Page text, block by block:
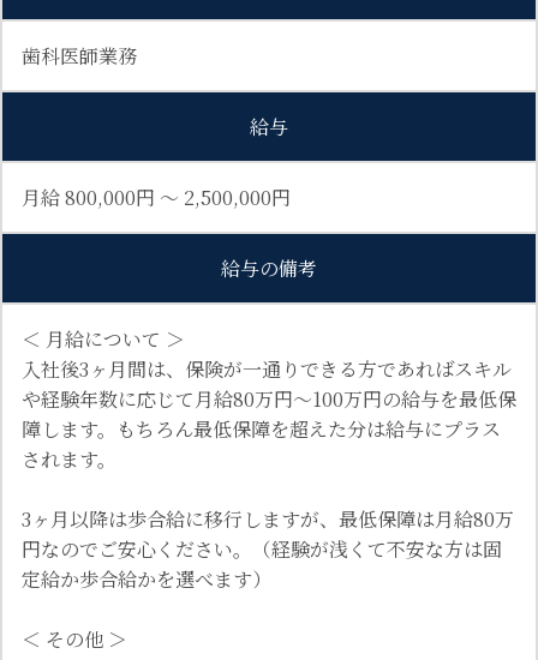
歯科医師業務
給与
月給 800,000円 〜 2,500,000円
給与の備考
＜ 月給について ＞
入社後3ヶ月間は、保険が一通りできる方であればスキル
や経験年数に応じて月給80万円～100万円の給与を最低保
障します。もちろん最低保障を超えた分は給与にプラス
されます。
3ヶ月以降は歩合給に移行しますが、最低保障は月給80万
円なのでご安心ください。（経験が浅くて不安な方は固
定給か歩合給かを選べます）
＜ その他 ＞